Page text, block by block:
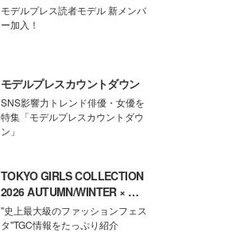
モデルプレス読者モデル 新メンバ
ー加入！
モデルプレスカウントダウン
SNS影響力トレンド俳優・女優を
特集「モデルプレスカウントダウ
ン」
TOKYO GIRLS COLLECTION
2026 AUTUMN/WINTER × モ
デルプレス
"史上最大級のファッションフェス
タ"TGC情報をたっぷり紹介